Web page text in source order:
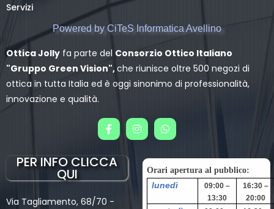
Servizi
Powered by CiTeS Informatica Avellino
Ottica Jolly fa parte del Consorzio Ottico Italiano
"Gruppo Green Vision",che riunisce oltre 500 negozi di
ottica in tutta Italia ed è oggi sinonimo di professionalità,
innovazione e qualità.
PER INFO CLICCA
QUI
Via Tagliamento, 68/70 -
Orari apertura al pubblico:
lunedì
09:00 –
13:30
16:30 –
20:00